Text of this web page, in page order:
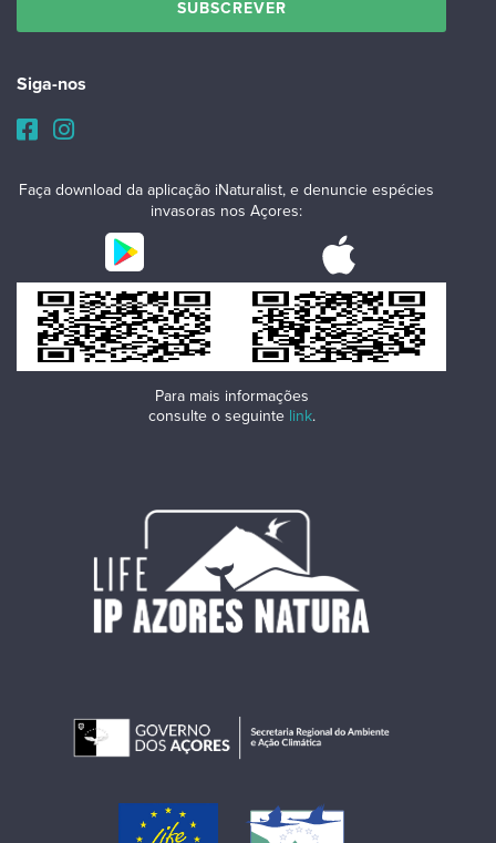
Siga-nos
Faça download da aplicação iNaturalist, e denuncie espécies
invasoras nos Açores:
Para mais informações
consulte o seguinte link.